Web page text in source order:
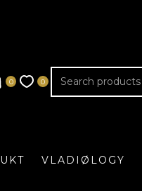
VLADIØLOGY